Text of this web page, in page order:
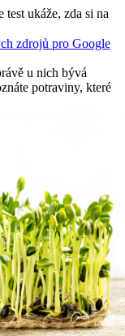
ukáže, zda si na
zdrojů pro Google
u nich bývá
potraviny, které